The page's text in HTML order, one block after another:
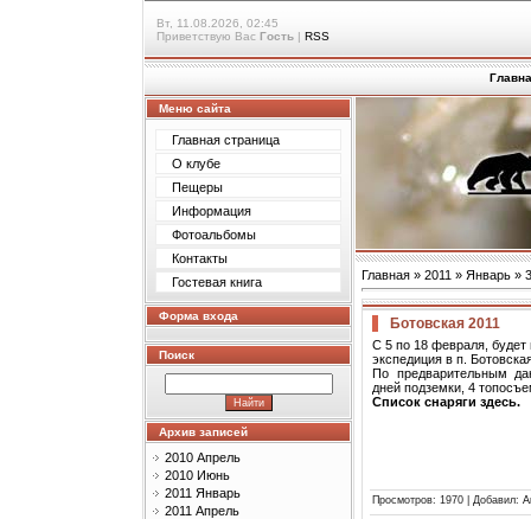
Вт, 11.08.2026, 02:45
Приветствую Вас Гость | RSS
Меню сайта
Главная страница
О клубе
Пещеры
Информация
Фотоальбомы
Контакты
Гостевая книга
Форма входа
Поиск
Архив записей
2010 Апрель
2010 Июнь
2011 Январь
2011 Апрель
Главная » 2011 » Январь »
Ботовская 2011
С 5 по 18 февраля, будет
экспедиция в п.
По предварительным
дней подземки, 4
Список снаряги здесь.
Просмотров: 1970 | Добавил: